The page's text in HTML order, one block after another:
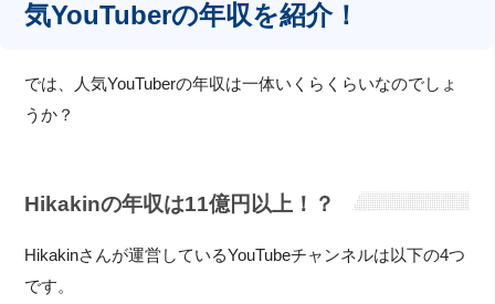
気YouTuberの年収を紹介！
では、人気YouTuberの年収は一体いくらくらいなのでしょ
うか？
Hikakinの年収は11億円以上！？
Hikakinさんが運営しているYouTubeチャンネルは以下の4つ
です。